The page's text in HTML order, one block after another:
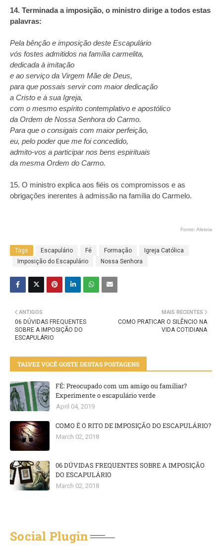
14. Terminada a imposição, o ministro dirige a todos estas
palavras:
Pela bênção e imposição deste Escapulário
vós fostes admitidos na família carmelita,
dedicada à imitação
e ao serviço da Virgem Mãe de Deus,
para que possais servir com maior dedicação
a Cristo e à sua Igreja,
com o mesmo espírito contemplativo e apostólico
da Ordem de Nossa Senhora do Carmo.
Para que o consigais com maior perfeição,
eu, pelo poder que me foi concedido,
admito-vos a participar nos bens espirituais
da mesma Ordem do Carmo.
15. O ministro explica aos fiéis os compromissos e as
obrigações inerentes à admissão na família do Carmelo.
Fonte: Aleteia
Tags Escapulário Fé Formação
Igreja Católica
Imposição do Escapulário
Nossa Senhora
MAIS RECENTES
COMO PRATICAR O SILÊNCIO NA
VIDA COTIDIANA
ANTIGOS
06 DÚVIDAS FREQUENTES
SOBRE A IMPOSIÇÃO DO
ESCAPULÁRIO
TALVEZ VOCÊ GOSTE DESTAS POSTAGENS
FÉ: Preocupado com um amigo ou familiar?
Experimente o escapulário verde
April 04, 2019
COMO É O RITO DE IMPOSIÇÃO DO ESCAPULÁRIO?
March 02, 2018
06 DÚVIDAS FREQUENTES SOBRE A IMPOSIÇÃO
DO ESCAPULÁRIO
March 02, 2018
Social Plugin